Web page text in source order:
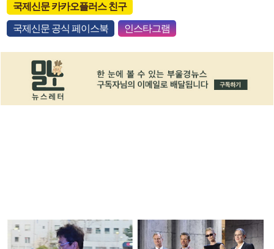
국제신문 카카오플러스 친구
국제신문 공식 페이스북 인스타그램